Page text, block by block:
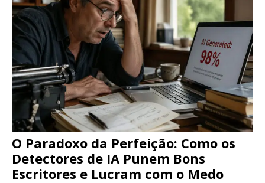
O Paradoxo da Perfeição: Como os
Detectores de IA Punem Bons
Escritores e Lucram com o Medo